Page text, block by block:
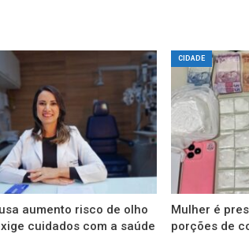
aumento risco de olho
cuidados com a saúde
CIDADE
Mulher é
porções de